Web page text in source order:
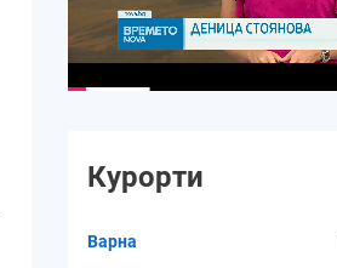
Курорти
Варна